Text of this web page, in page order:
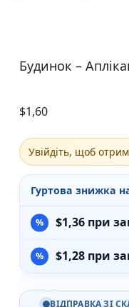
Будинок –
$1,60
Увійдіть, щоб
Гуртова знижка
$1,36 при
$1,28 при
ВІДПРАВКА ЗІ